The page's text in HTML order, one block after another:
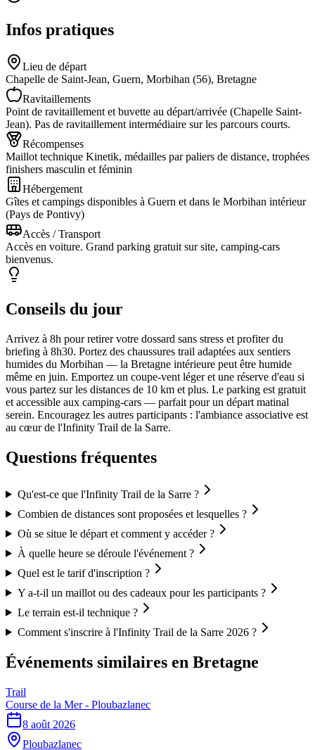
Infos pratiques
Lieu de départ
Chapelle de Saint-Jean, Guern, Morbihan (56), Bretagne
Ravitaillements
Point de ravitaillement et buvette au départ/arrivée (Chapelle Saint-
Jean). Pas de ravitaillement intermédiaire sur les parcours courts.
Récompenses
Maillot technique Kinetik, médailles par paliers de distance, trophées
finishers masculin et féminin
Hébergement
Gîtes et campings disponibles à Guern et dans le Morbihan intérieur
(Pays de Pontivy)
Accès / Transport
Accès en voiture. Grand parking gratuit sur site, camping-cars
bienvenus.
Conseils du jour
Arrivez à 8h pour retirer votre dossard sans stress et profiter du
briefing à 8h30. Portez des chaussures trail adaptées aux sentiers
humides du Morbihan — la Bretagne intérieure peut être humide
même en juin. Emportez un coupe-vent léger et une réserve d'eau si
vous partez sur les distances de 10 km et plus. Le parking est gratuit
et accessible aux camping-cars — parfait pour un départ matinal
serein. Encouragez les autres participants : l'ambiance associative est
au cœur de l'Infinity Trail de la Sarre.
Questions fréquentes
Qu'est-ce que l'Infinity Trail de la Sarre ?
Combien de distances sont proposées et lesquelles ?
Où se situe le départ et comment y accéder ?
À quelle heure se déroule l'événement ?
Quel est le tarif d'inscription ?
Y a-t-il un maillot ou des cadeaux pour les participants ?
Le terrain est-il technique ?
Comment s'inscrire à l'Infinity Trail de la Sarre 2026 ?
Événements similaires en Bretagne
Trail
Course de la Mer - Ploubazlanec
8 août 2026
Ploubazlanec